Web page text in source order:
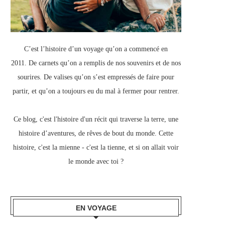
C’est l’histoire d’un voyage qu’on a commencé en
2011. De carnets qu’on a remplis de nos souvenirs et de nos
sourires. De valises qu’on s’est empressés de faire pour
partir, et qu’on a toujours eu du mal à fermer pour rentrer.
Ce blog, c'est l'histoire d'un récit qui traverse la terre, une
histoire d’aventures, de rêves de bout du monde. Cette
histoire, c'est la mienne - c'est la tienne, et si on allait voir
le monde avec toi ?
EN VOYAGE